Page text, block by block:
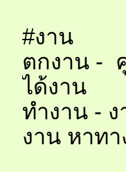
#งาน
ตกงาน -
ได้งาน
ทำงาน -
งาน หาท